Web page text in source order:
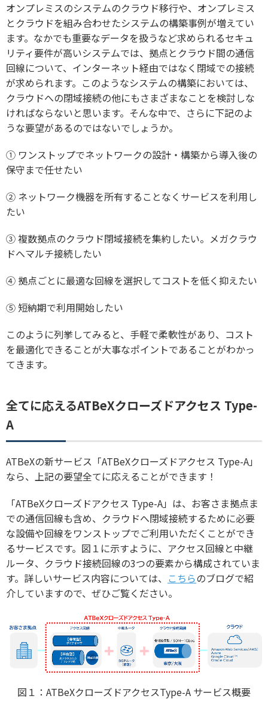
オンプレミスのシステムのクラウド移行や、オンプレミス
とクラウドを組み合わせたシステムの構築事例が増えてい
ます。なかでも重要なデータを扱うなど求められるセキュ
リティ要件が高いシステムでは、拠点とクラウド間の通信
回線について、インターネット経由ではなく閉域での接続
が求められます。このようなシステムの構築においては、
クラウドへの閉域接続の他にもさまざまなことを検討しな
ければならないと思います。そんな中で、さらに下記のよ
うな要望があるのではないでしょうか。
① ワンストップでネットワークの設計・構築から導入後の
保守まで任せたい
② ネットワーク機器を所有することなくサービスを利用し
たい
③複数拠点のクラウド閉域接続を集約したい。メガクラウ
ドへマルチ接続したい
④ 拠点ごとに最適な回線を選択してコストを低く抑えたい
⑤ 短納期で利用開始したい
このように列挙してみると、手軽で柔軟性があり、コスト
を最適化できることが大事なポイントであることがわかっ
てきます。
全てに応えるATBeXクローズドアクセス Type-
A
ATBeXの新サービス「ATBeXクローズドアクセス Type-A」
なら、上記の要望全てに応えることができます！
「ATBeXクローズドアクセス Type-A」は、お客さま拠点ま
での通信回線も含め、クラウドへ閉域接続するために必要
な設備や回線をワンストップでご利用いただくことができ
るサービスです。図１に示すように、アクセス回線と中継
ルータ、クラウド接続回線の3つの要素から構成されていま
す。詳しいサービス内容については、 こちらのブログで紹
介していますので、ぜひご覧ください。
図１：ATBeXクローズドアクセスType-A サービス概要